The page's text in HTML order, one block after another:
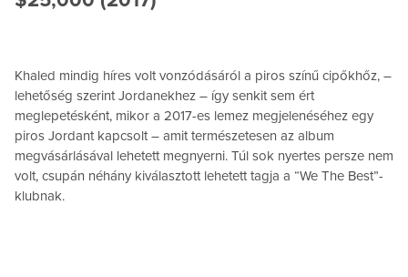
Khaled mindig híres volt vonzódásáról a piros színű cipőkhőz, –
lehetőség szerint Jordanekhez – így senkit sem ért
meglepetésként, mikor a 2017-es lemez megjelenéséhez egy
piros Jordant kapcsolt – amit természetesen az album
megvásárlásával lehetett megnyerni. Túl sok nyertes persze nem
volt, csupán néhány kiválasztott lehetett tagja a “We The Best”-
klubnak.